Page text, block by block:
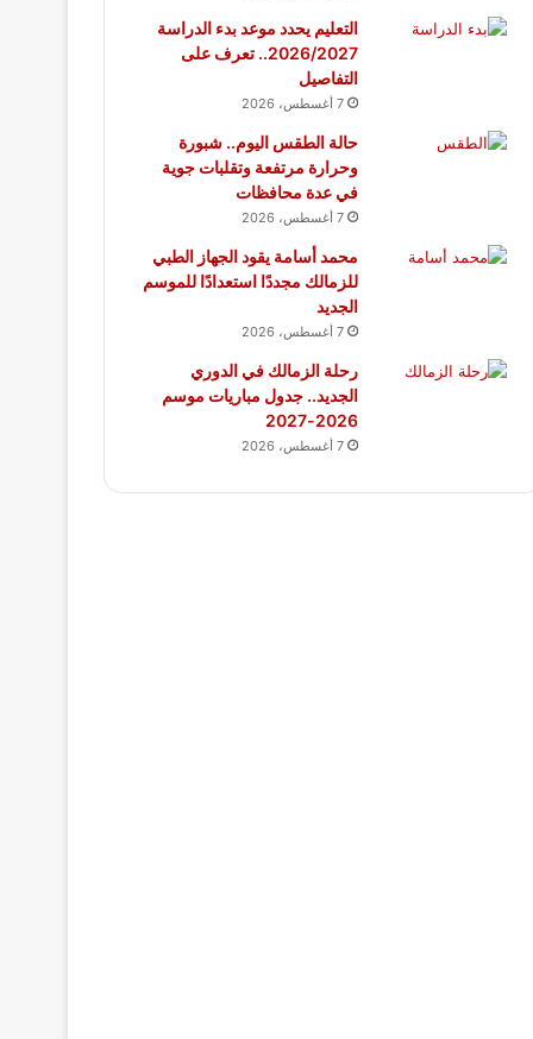
التعليم يحدد موعد بدء الدراسة
2026/2027.. تعرف على
التفاصيل
7 أغسطس، 2026
حالة الطقس اليوم.. شبورة
وحرارة مرتفعة وتقلبات جوية
في عدة محافظات
7 أغسطس، 2026
محمد أسامة يقود الجهاز الطبي
للزمالك مجددًا استعدادًا للموسم
الجديد
7 أغسطس، 2026
رحلة الزمالك في الدوري
الجديد.. جدول مباريات موسم
2026-2027
7 أغسطس، 2026